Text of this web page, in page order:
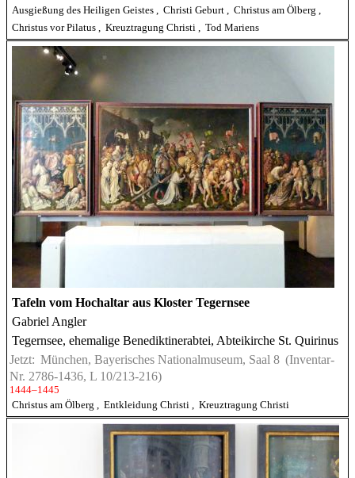
Ausgießung des Heiligen Geistes , Christi Geburt , Christus am Ölberg ,
Christus vor Pilatus , Kreuztragung Christi , Tod Mariens
Tafeln vom Hochaltar aus Kloster Tegernsee
Gabriel Angler
Tegernsee, ehemalige Benediktinerabtei, Abteikirche St. Quirinus
Jetzt: München, Bayerisches Nationalmuseum, Saal 8 (Inventar-
Nr. 2786-1436, L 10/213-216)
1444–1445
Christus am Ölberg , Entkleidung Christi , Kreuztragung Christi